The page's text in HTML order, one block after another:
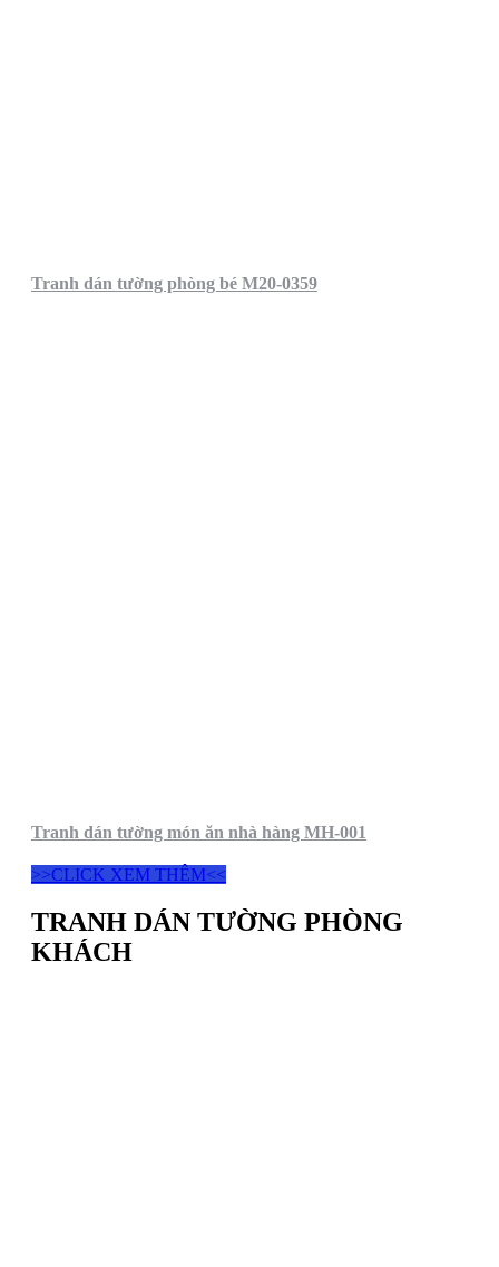
Tranh dán tường phòng bé M20-0359
Tranh dán tường món ăn nhà hàng MH-001
>>CLICK XEM THÊM<<
TRANH DÁN TƯỜNG PHÒNG
KHÁCH